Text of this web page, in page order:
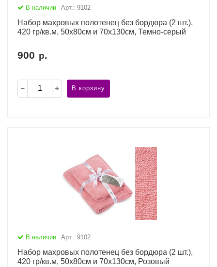
В наличии Арт.: 9102
Набор махровых полотенец без бордюра (2 шт.),
420 гр/кв.м, 50х80см и 70х130см, Темно-серый
900 р.
В корзину
В наличии Арт.: 9102
Набор махровых полотенец без бордюра (2 шт.),
420 гр/кв.м, 50х80см и 70х130см, Розовый